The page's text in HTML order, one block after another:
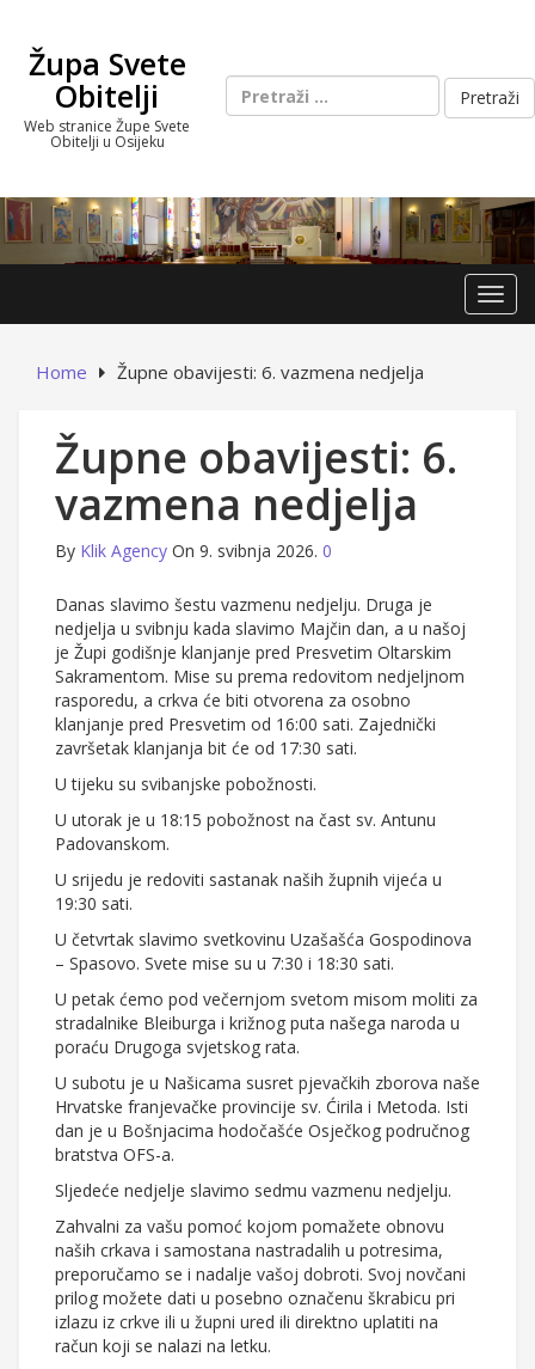
contentŽupa Svete
Obitelji
Web stranice Župe Svete
Obitelji u Osijeku
Pretraži:
Home Župne obavijesti: 6. vazmena nedjelja
Župne obavijesti: 6.
vazmena nedjelja
By Klik Agency On 9. svibnja 2026. 0
Danas slavimo šestu vazmenu nedjelju. Druga je
nedjelja u svibnju kada slavimo Majčin dan, a u našoj
je Župi godišnje klanjanje pred Presvetim Oltarskim
Sakramentom. Mise su prema redovitom nedjeljnom
rasporedu, a crkva će biti otvorena za osobno
klanjanje pred Presvetim od 16:00 sati. Zajednički
završetak klanjanja bit će od 17:30 sati.
U tijeku su svibanjske pobožnosti.
U utorak je u 18:15 pobožnost na čast sv. Antunu
Padovanskom.
U srijedu je redoviti sastanak naših župnih vijeća u
19:30 sati.
U četvrtak slavimo svetkovinu Uzašašća Gospodinova
– Spasovo. Svete mise su u 7:30 i 18:30 sati.
U petak ćemo pod večernjom svetom misom moliti za
stradalnike Bleiburga i križnog puta našega naroda u
poraću Drugoga svjetskog rata.
U subotu je u Našicama susret pjevačkih zborova naše
Hrvatske franjevačke provincije sv. Ćirila i Metoda. Isti
dan je u Bošnjacima hodočašće Osječkog područnog
bratstva OFS-a.
Sljedeće nedjelje slavimo sedmu vazmenu nedjelju.
Zahvalni za vašu pomoć kojom pomažete obnovu
naših crkava i samostana nastradalih u potresima,
preporučamo se i nadalje vašoj dobroti. Svoj novčani
prilog možete dati u posebno označenu škrabicu pri
izlazu iz crkve ili u župni ured ili direktno uplatiti na
račun koji se nalazi na letku.